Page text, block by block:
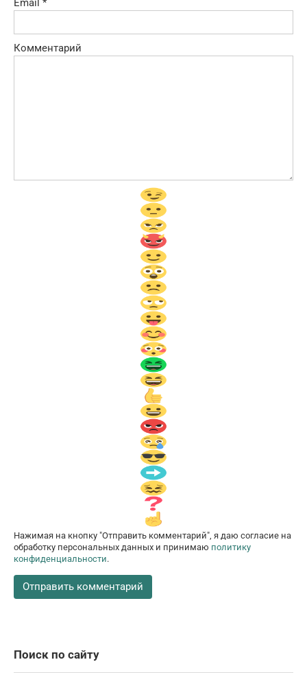
Email *
Комментарий
Нажимая на кнопку "Отправить комментарий", я даю согласие на
обработку персональных данных и принимаю политику
конфиденциальности.
Поиск по сайту